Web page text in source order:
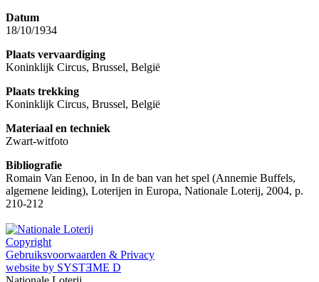
Datum
18/10/1934
Plaats vervaardiging
Koninklijk Circus, Brussel, België
Plaats trekking
Koninklijk Circus, Brussel, België
Materiaal en techniek
Zwart-witfoto
Bibliografie
Romain Van Eenoo, in In de ban van het spel (Annemie Buffels,
algemene leiding), Loterijen in Europa, Nationale Loterij, 2004, p.
210-212
Copyright
Gebruiksvoorwaarden & Privacy
website by SYSTƎME D